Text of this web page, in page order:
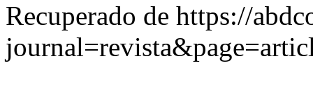
Recuperado de https://